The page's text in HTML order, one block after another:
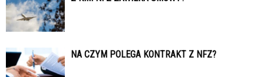
NA CZYM POLEGA KONTRAKT Z NFZ?